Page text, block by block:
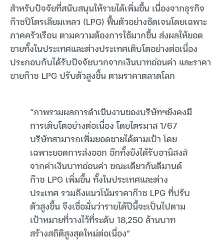
สำหรับปัจจัยที่สนับสนุนให้รายได้เพิ่มขึ้น เนื่องจากธุรกิจ
ก๊าซปิโตรเลียมเหลว (LPG) ฟื้นตัวอย่างชัดเจนโดยเฉพาะ
ภาคครัวเรือน ตามความต้องการใช้มากขึ้น ส่งผลให้ยอด
ขายทั้งในประเทศและต่างประเทศเติบโตอย่างต่อเนื่อง
ประกอบกับได้รับปัจจัยบวกจากเงินบาทอ่อนค่า และราคา
ขายก๊าซ LPG ปรับตัวสูงขึ้น ตามราคาตลาดโลก
“ภาพรวมผลการดำเนินงานของบริษัทฯยังคงมี
การเติบโตอย่างต่อเนื่อง โดยไตรมาส 1/67
บริษัทสามารถเพิ่มยอดขายได้ตามเป้า โดย
เฉพาะยอดการส่งออก อีกทั้งยังได้รับอานิสงส์
จากค่าเงินบาทอ่อนค่า ขณะเดียวกันดีมานด์
ก๊าซ LPG เพิ่มขึ้น ทั้งในประเทศและต่าง
ประเทศ รวมถึงแนวโน้มราคาก๊าซ LPG ที่ปรับ
ตัวสูงขึ้น จึงเชื่อมั่นว่ารายได้ปีนี้จะเป็นไปตาม
เป้าหมายที่วางไว้ที่ระดับ 18,250 ล้านบาท
สร้างสถิติสูงสุดใหม่ต่อเนื่อง”